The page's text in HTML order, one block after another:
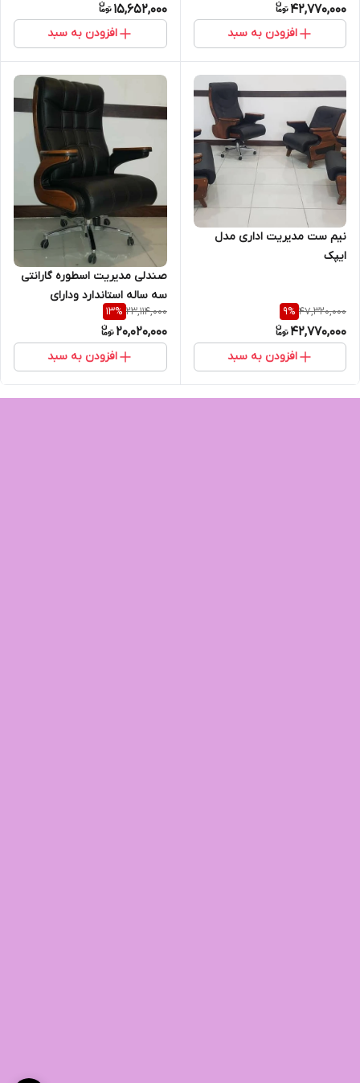
42,770,000
افزودن به سبد
15,652,000
افزودن به سبد
نیم ست مدیریت اداری مدل
ایپک
47,320,000
9%
42,770,000
افزودن به سبد
صندلی مدیریت اسطوره گارانتی
سه ساله استاندارد ودارای
استحکام بالا
23,114,000
13%
20,020,000
افزودن به سبد